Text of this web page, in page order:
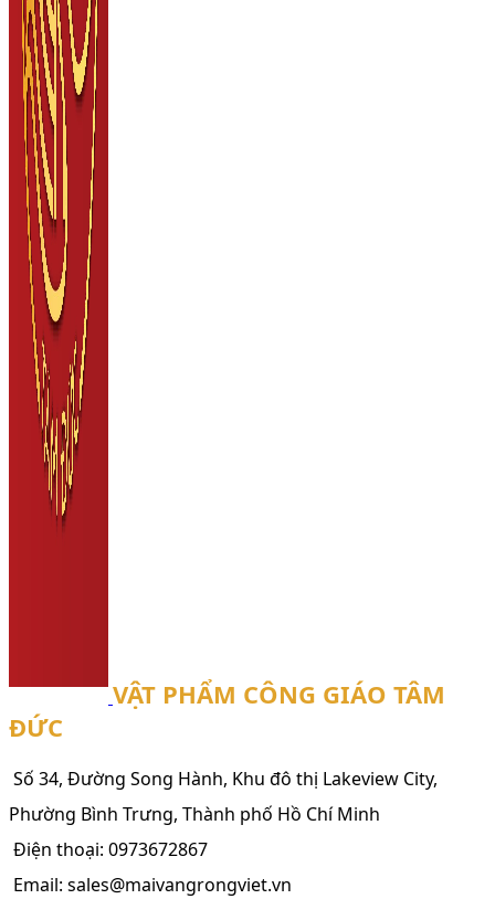
VẬT PHẨM CÔNG GIÁO TÂM
ĐỨC
Số 34, Đường Song Hành, Khu đô thị Lakeview City,
Phường Bình Trưng, Thành phố Hồ Chí Minh
Điện thoại: 0973672867
Email: sales@maivangrongviet.vn